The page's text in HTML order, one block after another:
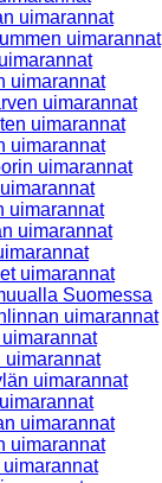
uimarannat
uimarannat
uimarannat
uimarannat
uimarannat
uimarannat
uimarannat
uimarannat
uimarannat
uimarannat
Suomessa
uimarannat
uimarannat
uimarannat
uimarannat
uimarannat
uimarannat
uimarannat